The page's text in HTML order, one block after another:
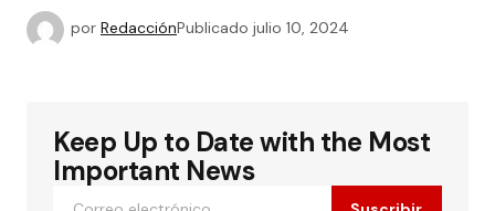
por RedacciónPublicado julio 10, 2024
Keep Up to Date with the Most
Important News